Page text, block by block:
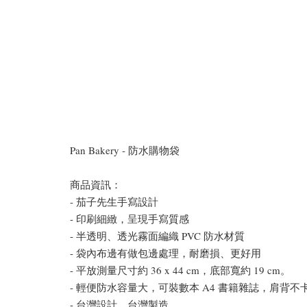
Pan Bakery - 防水購物袋
商品資訊：
- 茄子先生手寫設計
- 印刷細緻，呈現手寫質感
- 半透明、透光霧面編織 PVC 防水材質
- 袋內布邊有做包邊處理，耐磨損、更好用
- 平放測量尺寸約 36 x 44 cm，底部寬約 19 cm。
- 輕便防水容量大，可裝數本 A4 書籍雜誌，肩背不
- 台灣設計、台灣製造